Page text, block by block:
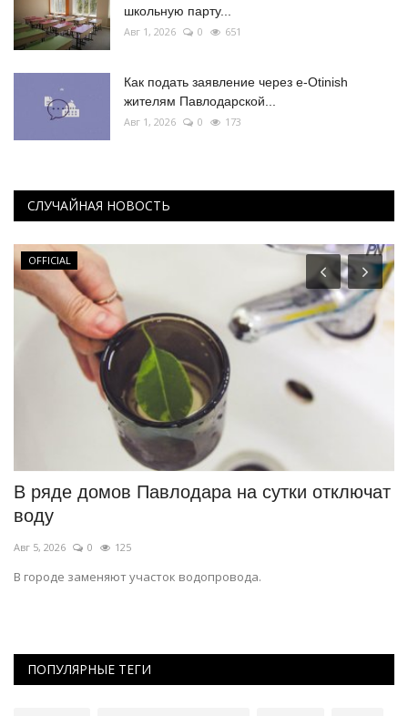
школьную парту...
Авг 1, 2026 0 651
Как подать заявление через e-Otinish
жителям Павлодарской...
Авг 1, 2026 0 173
СЛУЧАЙНАЯ НОВОСТЬ
OFFICIAL
В ряде домов Павлодара на сутки отключат
воду
Авг 5, 2026 0 125
В городе заменяют участок водопровода.
ПОПУЛЯРНЫЕ ТЕГИ